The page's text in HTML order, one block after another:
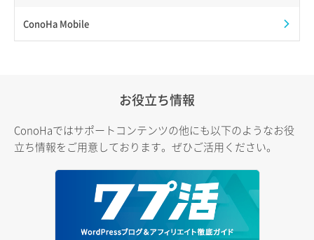
ConoHa Mobile
お役立ち情報
ConoHaではサポートコンテンツの他にも以下のようなお役
立ち情報をご用意しております。ぜひご活用ください。